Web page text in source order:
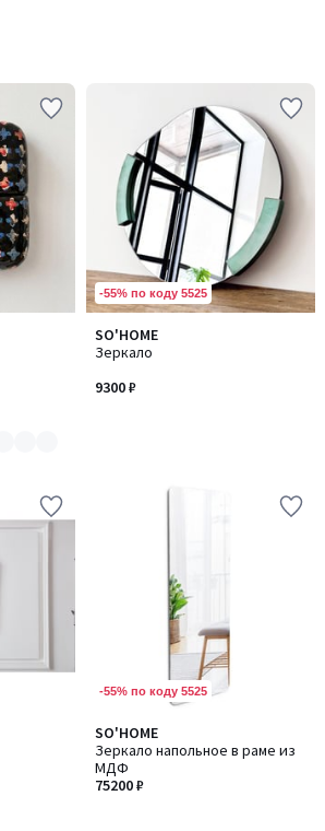
-55% по коду 5525
SO'HOME
Зеркало
9300 ₽
-55% по коду 5525
SO'HOME
Зеркало напольное в раме из
МДФ
75200 ₽